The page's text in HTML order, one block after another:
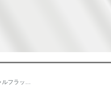
店舗：SOGUEオフィシャルフラッグシップショップ